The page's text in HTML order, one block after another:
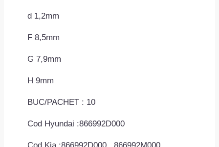
d 1,2mm
F 8,5mm
G 7,9mm
H 9mm
BUC/PACHET : 10
Cod Hyundai :866992D000
Cod Kia :866992D000 , 866992M000